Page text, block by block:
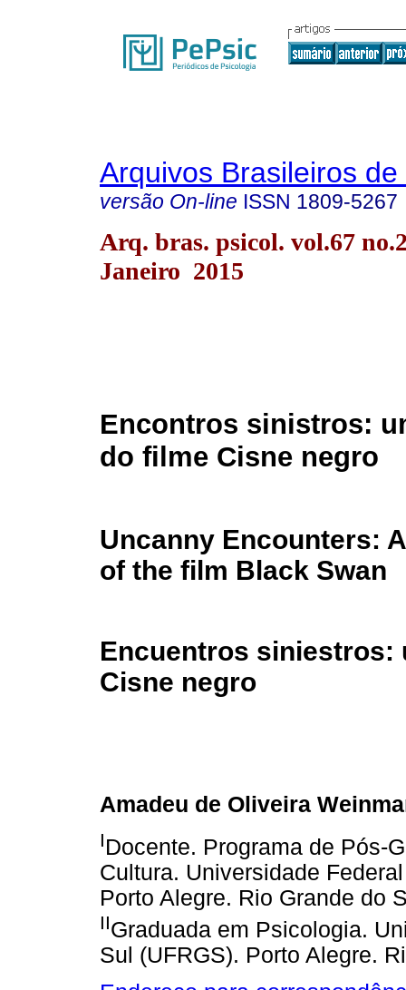
Arquivos Brasileiros
versão On-line ISSN 1809-5267
Arq. bras. psicol. vol.67
Janeiro 2015
Encontros sinistros:
do filme Cisne negro
Uncanny Encounters:
of the film Black Swan
Encuentros siniestros:
Cisne negro
Amadeu de Oliveira
IDocente. Programa de Pós-
Cultura. Universidade
Porto Alegre. Rio Grande do
IIGraduada em Psicologia.
Sul (UFRGS). Porto Alegre.